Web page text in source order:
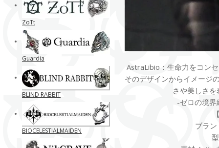
AstraLibio：生命力をコン
そのデザインからイメージ
さや美しさ
-ゼロの境
ブラ
ZoTt
Guardia
BLIND RABBIT
BIOCELESTIALMAIDEN